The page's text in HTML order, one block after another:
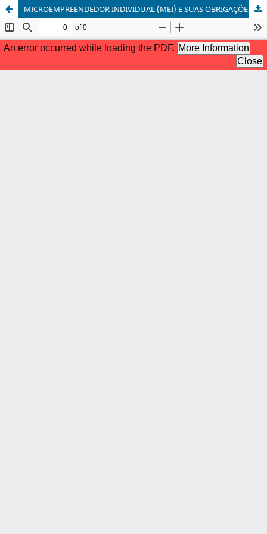
MICROEMPREENDEDOR INDIVIDUAL (MEI) E SUAS OBRIGAÇÕES TRIBUTÁRIAS, FISCAIS E ACESSÓRIAS